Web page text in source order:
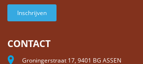
Inschrijven
CONTACT
Groningerstraat 17, 9401 BG ASSEN